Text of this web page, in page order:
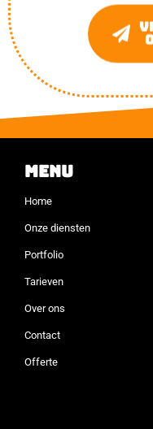
Menu
Home
Onze diensten
Portfolio
Tarieven
Over ons
Contact
Offerte